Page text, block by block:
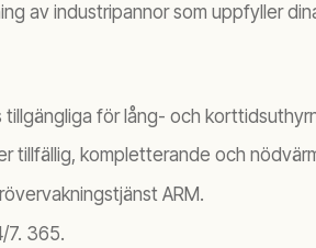
av industripannor som uppfyller
för lång- och
tillfällig, kompletterande och
ARM.
7. 365.